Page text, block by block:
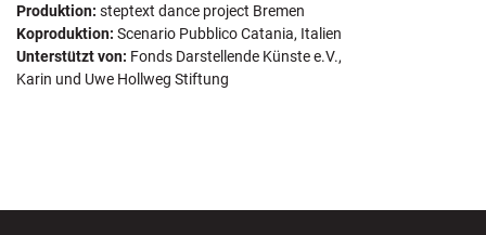
Produktion: steptext dance project Bremen
Koproduktion: Scenario Pubblico Catania, Italien
Unterstützt von: Fonds Darstellende Künste e.V.,
Karin und Uwe Hollweg Stiftung